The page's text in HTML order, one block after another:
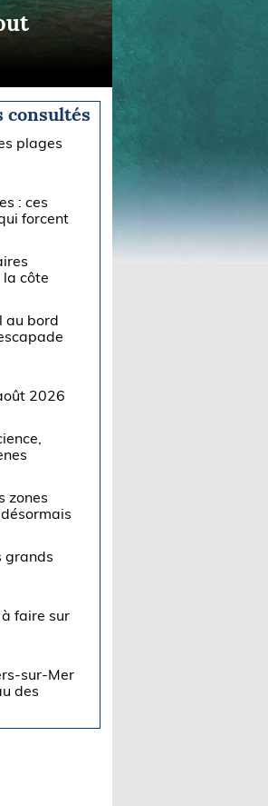
consultés
plages
: ces
forcent
côte
au bord
2026
zones
grands
faire sur
sur-Mer
des